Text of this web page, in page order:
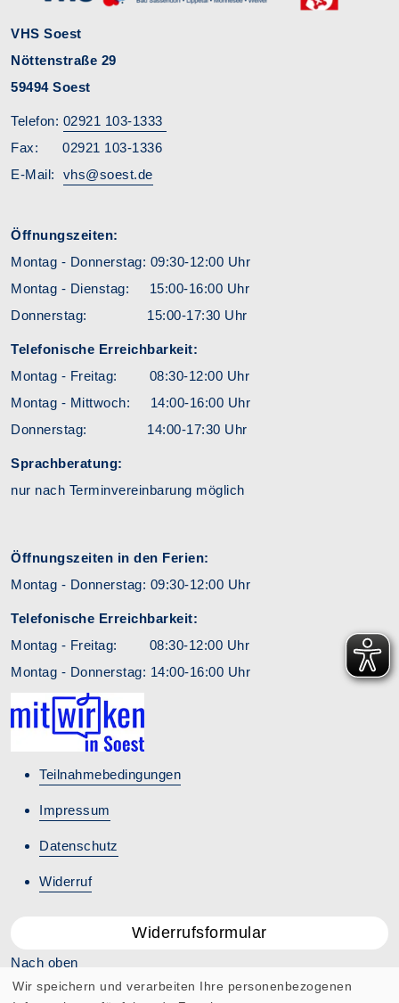
VHS Soest
Nöttenstraße 29
59494 Soest
Telefon: 02921 103-1333
Fax: 02921 103-1336
E-Mail: vhs@soest.de
Öffnungszeiten:
Montag - Donnerstag: 09:30-12:00 Uhr
Montag - Dienstag: 15:00-16:00 Uhr
Donnerstag: 15:00-17:30 Uhr
Telefonische Erreichbarkeit:
Montag - Freitag: 08:30-12:00 Uhr
Montag - Mittwoch: 14:00-16:00 Uhr
Donnerstag: 14:00-17:30 Uhr
Sprachberatung:
nur nach Terminvereinbarung möglich
Öffnungszeiten in den Ferien:
Montag - Donnerstag: 09:30-12:00 Uhr
Telefonische Erreichbarkeit:
Montag - Freitag: 08:30-12:00 Uhr
Montag - Donnerstag: 14:00-16:00 Uhr
Teilnahmebedingungen
Impressum
Datenschutz
Widerruf
Widerrufsformular
Nach oben
Wir speichern und verarbeiten Ihre personenbezogenen